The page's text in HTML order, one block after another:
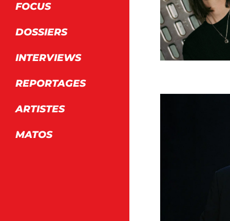
FOCUS
DOSSIERS
INTERVIEWS
REPORTAGES
ARTISTES
MATOS